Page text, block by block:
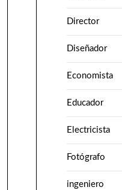
Director
Diseñador
Economista
Educador
Electricista
Fotógrafo
ingeniero